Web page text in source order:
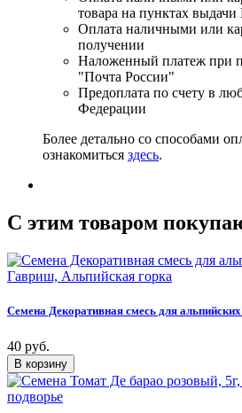
товара на пунктах
Оплата наличными или
получении
Наложенный платеж при
"Почта России"
Предоплата по счету в
Федерации
Более детально со способами
ознакомиться здесь.
C этим товаром
Семена Декоративная смесь для альпийских
40 руб.